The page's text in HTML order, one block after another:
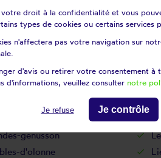
sur-sèvre
genusson
d'olonne
votre droit à la confidentialité et vous
types de cookies ou certains services
n'affectera pas votre navigation sur
d'avis ou retirer votre consentement
d'informations, veuillez consulter notre
Je refuse Je contrôle